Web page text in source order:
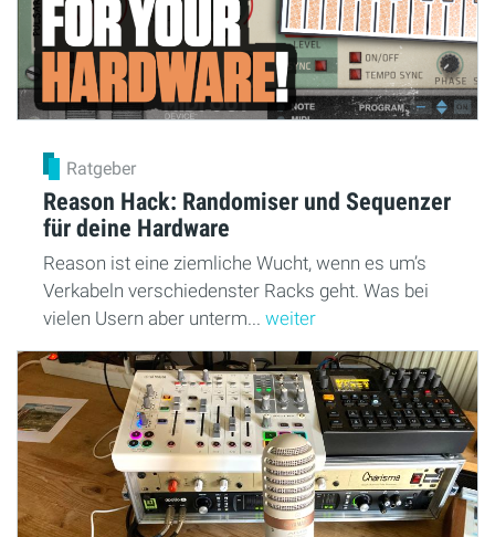
Ratgeber
Reason Hack: Randomiser und Sequenzer
für deine Hardware
Reason ist eine ziemliche Wucht, wenn es um’s
Verkabeln verschiedenster Racks geht. Was bei
vielen Usern aber unterm... weiter